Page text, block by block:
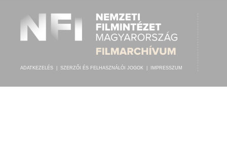
ADATKEZELÉS SZERZŐI ÉS FELHASZNÁLÓI JOGOK IMPRESSZUM